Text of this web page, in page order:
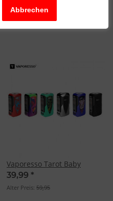
Alter Preis:82,95
Vaporesso Tarot Baby
39,99 *
Alter Preis: 59,95